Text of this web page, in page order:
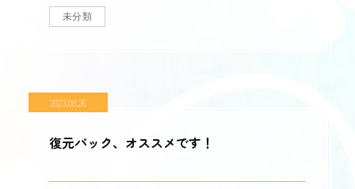
未分類
2023.08.26
復元パック、オススメです！